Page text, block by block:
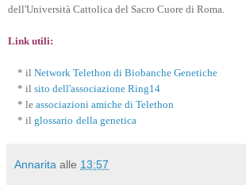
dell'Università Cattolica del Sacro Cuore di Roma.
Link utili:
* il Network Telethon di Biobanche Genetiche
* il sito dell'associazione Ring14
* le associazioni amiche di Telethon
* il glossario della genetica
Annarita alle 13:57